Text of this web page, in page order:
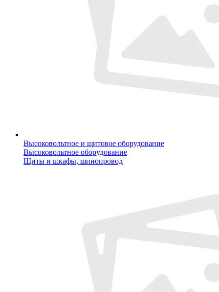
Высоковольтное и щитовое оборудование
Высоковольтное оборудование
Щиты и шкафы, шинопровод